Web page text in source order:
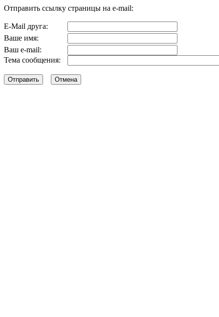
Отправить ссылку страницы на e-mail:
E-Mail друга:
Ваше имя:
Ваш e-mail:
Тема сообщения: